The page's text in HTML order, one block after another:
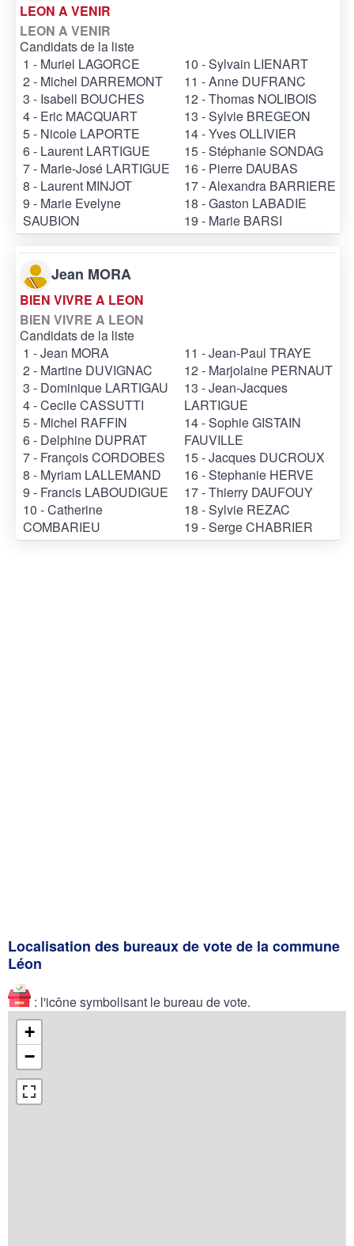
LEON A VENIR
LEON A VENIR
Candidats de la liste
1 - Muriel LAGORCE
2 - Michel DARREMONT
3 - Isabell BOUCHES
4 - Eric MACQUART
5 - Nicole LAPORTE
6 - Laurent LARTIGUE
7 - Marie-José LARTIGUE
8 - Laurent MINJOT
9 - Marie Evelyne
SAUBION
10 - Sylvain LIENART
11 - Anne DUFRANC
12 - Thomas NOLIBOIS
13 - Sylvie BREGEON
14 - Yves OLLIVIER
15 - Stéphanie SONDAG
16 - Pierre DAUBAS
17 - Alexandra BARRIERE
18 - Gaston LABADIE
19 - Marie BARSI
Jean MORA
BIEN VIVRE A LEON
BIEN VIVRE A LEON
Candidats de la liste
1 - Jean MORA
2 - Martine DUVIGNAC
3 - Dominique LARTIGAU
4 - Cecile CASSUTTI
5 - Michel RAFFIN
6 - Delphine DUPRAT
7 - François CORDOBES
8 - Myriam LALLEMAND
9 - Francis LABOUDIGUE
10 - Catherine
COMBARIEU
11 - Jean-Paul TRAYE
12 - Marjolaine PERNAUT
13 - Jean-Jacques
LARTIGUE
14 - Sophie GISTAIN
FAUVILLE
15 - Jacques DUCROUX
16 - Stephanie HERVE
17 - Thierry DAUFOUY
18 - Sylvie REZAC
19 - Serge CHABRIER
Localisation des bureaux de vote de la commune
Léon
: l'icône symbolisant le bureau de vote.
+
−